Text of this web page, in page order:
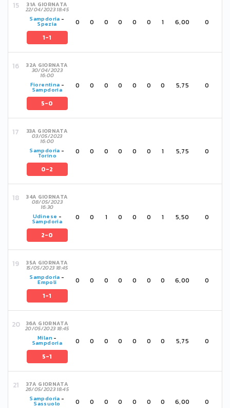
31A GIORNATA
22/04/2023 18:45
Sampdoria -
Spezia
1-1
0 0 0 0 0 0 1 6,00 0
32A GIORNATA
30/04/2023
16:00
Fiorentina -
Sampdoria
5-0
0 0 0 0 0 0 0 5,75 0
33A GIORNATA
03/05/2023
16:00
Sampdoria -
Torino
0-2
0 0 0 0 0 0 1 5,75 0
34A GIORNATA
08/05/2023
16:30
Udinese -
Sampdoria
2-0
0 0 1 0 0 0 1 5,50 0
35A GIORNATA
15/05/2023 18:45
Sampdoria -
Empoli
1-1
0 0 0 0 0 0 0 6,00 0
36A GIORNATA
20/05/2023 18:45
Milan-
Sampdoria
5-1
0 0 0 0 0 0 0 5,75 0
37A GIORNATA
26/05/2023 18:45
Sampdoria -
Sassuolo 0 0 0 0 0 0 0 6,00 0